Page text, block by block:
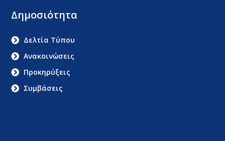
Δημοσιότητα
Δελτία Τύπου
Ανακοινώσεις
Προκηρύξεις
Συμβάσεις